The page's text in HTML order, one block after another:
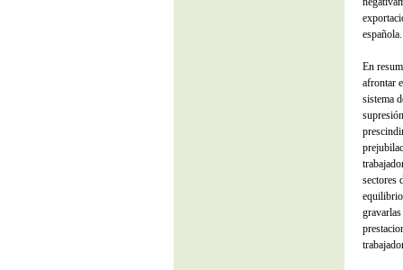
española.
En
afrontar
sistema
sectores